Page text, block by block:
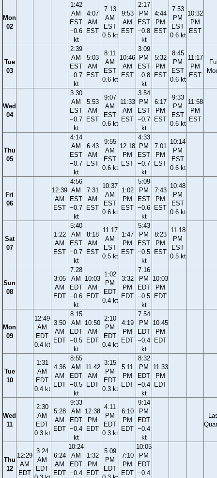
Mon
02
1:42
AM
EST
−0.6
kt
4:07
AM
EST
7:13
AM
EST
0.5 kt
9:53
AM
EST
2:17
PM
EST
−0.8
kt
4:44
PM
EST
7:53
PM
EST
0.6 kt
10:32
PM
EST
Tue
03
2:39
AM
EST
−0.7
kt
5:03
AM
EST
8:11
AM
EST
0.6 kt
10:46
AM
EST
3:09
PM
EST
−0.8
kt
5:32
PM
EST
8:45
PM
EST
0.6 kt
11:17
PM
EST
Wed
04
3:30
AM
EST
−0.7
kt
5:53
AM
EST
9:07
AM
EST
0.6 kt
11:33
AM
EST
3:54
PM
EST
−0.7
kt
6:17
PM
EST
9:33
PM
EST
0.6 kt
11:58
PM
EST
Thu
05
4:14
AM
EST
−0.7
kt
6:43
AM
EST
9:55
AM
EST
0.6 kt
12:18
PM
EST
4:33
PM
EST
−0.7
kt
7:01
PM
EST
10:14
PM
EST
0.6 kt
Fri
06
12:39
AM
EST
4:56
AM
EST
−0.7
kt
7:31
AM
EST
10:37
AM
EST
0.6 kt
1:02
PM
EST
5:09
PM
EST
−0.6
kt
7:43
PM
EST
10:48
PM
EST
0.6 kt
Sat
07
1:22
AM
EST
5:40
AM
EST
−0.7
kt
8:18
AM
EST
11:17
AM
EST
0.5 kt
1:47
PM
EST
5:43
PM
EST
−0.5
kt
8:23
PM
EST
11:18
PM
EST
0.5 kt
Sun
08
3:05
AM
EDT
7:28
AM
EDT
−0.6
kt
10:03
AM
EDT
1:02
PM
EDT
0.4 kt
3:32
PM
EDT
7:16
PM
EDT
−0.5
kt
10:03
PM
EDT
Mon
09
12:49
AM
EDT
0.4 kt
3:50
AM
EDT
8:15
AM
EDT
−0.5
kt
10:50
AM
EDT
2:10
PM
EDT
0.4 kt
4:19
PM
EDT
7:54
PM
EDT
−0.4
kt
10:45
PM
EDT
Tue
10
1:31
AM
EDT
0.4 kt
4:36
AM
EDT
8:55
AM
EDT
−0.5
kt
11:42
AM
EDT
3:15
PM
EDT
0.3 kt
5:11
PM
EDT
8:32
PM
EDT
−0.4
kt
11:33
PM
EDT
Wed
11
2:30
AM
EDT
0.3 kt
5:28
AM
EDT
9:33
AM
EDT
−0.4
kt
12:38
PM
EDT
4:11
PM
EDT
0.3 kt
6:10
PM
EDT
9:14
PM
EDT
−0.4
kt
Thu
12
12:29
AM
EDT
3:24
AM
EDT
6:24
AM
EDT
10:24
AM
EDT
−0.4
1:32
PM
EDT
5:09
PM
EDT
7:10
PM
EDT
10:05
PM
EDT
−0.4